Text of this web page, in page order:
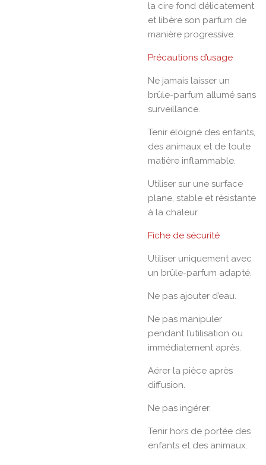
la cire fond délicatement
et libère son parfum de
manière progressive.
Précautions d’usage
Ne jamais laisser un
brûle-parfum allumé sans
surveillance.
Tenir éloigné des enfants,
des animaux et de toute
matière inflammable.
Utiliser sur une surface
plane, stable et résistante
à la chaleur.
Fiche de sécurité
Utiliser uniquement avec
un brûle-parfum adapté.
Ne pas ajouter d’eau.
Ne pas manipuler
pendant l’utilisation ou
immédiatement après.
Aérer la pièce après
diffusion.
Ne pas ingérer.
Tenir hors de portée des
enfants et des animaux.